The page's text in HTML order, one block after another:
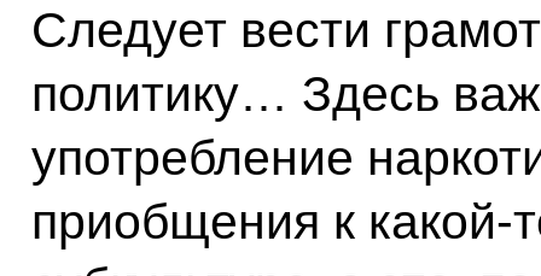
Следует вести
политику… Здесь
употребление
приобщения к